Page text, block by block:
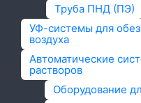
Труба ПНД (ПЭ)
УФ-системы для
воздуха
Автоматические
растворов
Оборудование